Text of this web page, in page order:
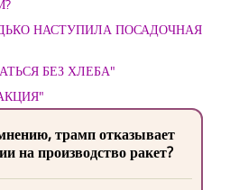
НАСТУПИЛА ПОСАДОЧНАЯ
БЕЗ ХЛЕБА"
трамп отказывает
на производство ракет?